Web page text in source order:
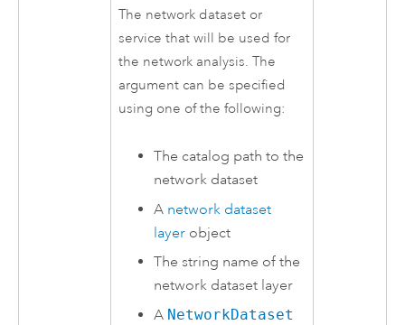
The network dataset or
service that will be used for
the network analysis. The
argument can be specified
using one of the following:
The catalog path to the
network dataset
A network dataset
layer object
The string name of the
network dataset layer
A NetworkDataset